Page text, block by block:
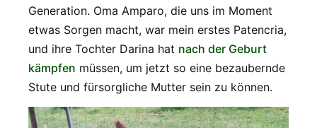
Generation. Oma Amparo, die uns im Moment
etwas Sorgen macht, war mein erstes Patencria,
und ihre Tochter Darina hat nach der Geburt
kämpfen müssen, um jetzt so eine bezaubernde
Stute und fürsorgliche Mutter sein zu können.